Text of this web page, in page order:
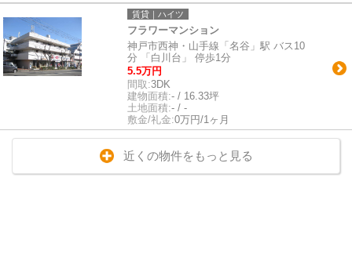
賃貸｜ハイツ
フラワーマンション
神戸市西神・山手線「名谷」駅 バス10
分 「白川台」 停歩1分
5.5万円
間取:3DK
建物面積:- / 16.33坪
土地面積:- / -
敷金/礼金:0万円/1ヶ月
近くの物件をもっと見る